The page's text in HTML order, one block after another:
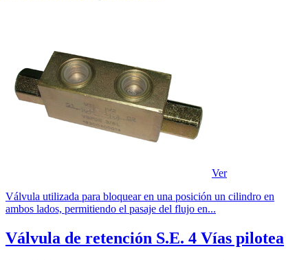
Ver
Válvula utilizada para bloquear en una posición un cilindro en
ambos lados, permitiendo el pasaje del flujo en...
Válvula de retención S.E. 4 Vías pilotea